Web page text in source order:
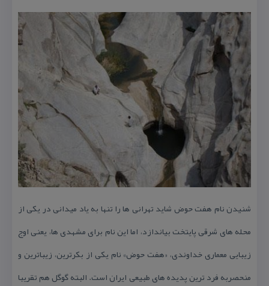
شنیدن نام هفت حوض شاید تهرانی ها را تنها به یاد میدانی در یكی از
محله های شرقی پایتخت بیاندازد، اما این نام برای مشهدی ها، یعنی اوج
زیبایی معماری خداوندی، «هفت حوض» نام یكی از بكرترین، زیباترین و
منحصربه فرد ترین پدیده های طبیعی ایران است. البته گوگل هم تقریبا